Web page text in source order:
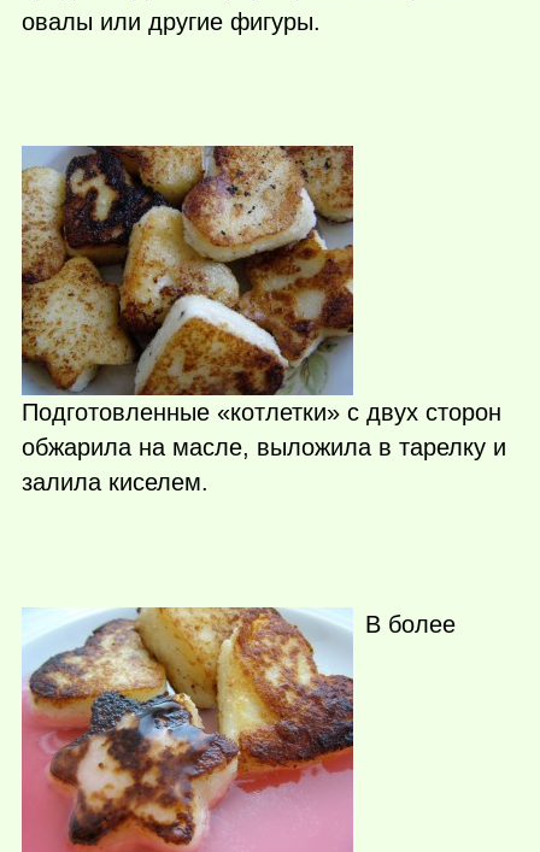
овалы или другие фигуры.
Подготовленные «котлетки» с двух сторон
обжарила на масле, выложила в тарелку и
залила киселем.
В более